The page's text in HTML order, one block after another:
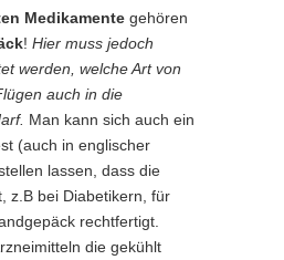
Medikamente gehören
! Hier muss jedoch
werden, welche Art von
auch in die
Man kann sich auch ein
(auch in englischer
lassen, dass die
z.B bei Diabetikern, für
rechtfertigt.
die gekühlt